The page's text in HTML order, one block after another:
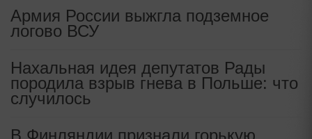
РИА "Новости" | 09:52, 03 ноя 2009
Армия России выжгла подземное
логово ВСУ
Нахальная идея депутатов Рады
породила взрыв гнева в Польше: что
случилось
В Финляндии признали горькую